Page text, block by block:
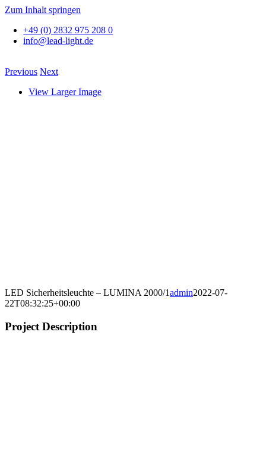
Zum Inhalt springen
+49 (0) 2832 975 208 0
info@lead-light.de
Previous Next
View Larger Image
LED Sicherheitsleuchte – LUMINA 2000/1admin2022-07-
22T08:32:25+00:00
Project Description